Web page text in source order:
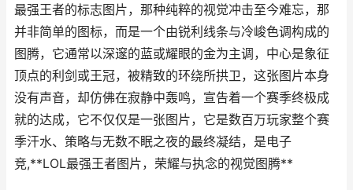
最强王者的标志图片，那种纯粹的视觉冲击至今难忘，那
并非简单的图标，而是一个由锐利线条与冷峻色调构成的
图腾，它通常以深邃的蓝或耀眼的金为主调，中心是象征
顶点的利剑或王冠，被精致的环绕所拱卫，这张图片本身
没有声音，却仿佛在寂静中轰鸣，宣告着一个赛季终极成
就的达成，它不仅仅是一张图片，它是数百万玩家整个赛
季汗水、策略与无数不眠之夜的最终凝结，是电子
竞,**LOL最强王者图片，荣耀与执念的视觉图腾**